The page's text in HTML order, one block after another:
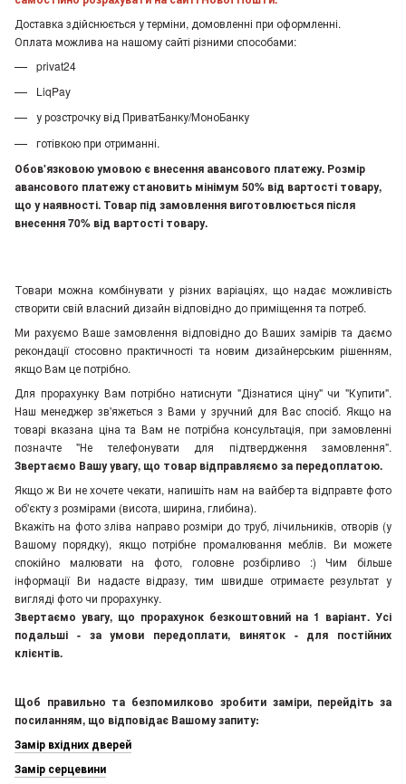
Доставка здійснюється у терміни, домовленні при оформленні.
Оплата можлива на нашому сайті різними способами:
privat24
LiqPay
у розстрочку від ПриватБанку/МоноБанку
готівкою при отриманні.
Обов'язковою умовою є внесення авансового платежу. Розмір
авансового платежу становить мінімум 50% від вартості товару,
що у наявності. Товар під замовлення виготовлюється після
внесення 70% від вартості товару.
Товари можна комбінувати у різних варіаціях, що надає можливість
створити свій власний дизайн відповідно до приміщення та потреб.
Ми рахуємо Ваше замовлення відповідно до Ваших замірів та даємо
рекондації стосовно практичності та новим дизайнерським рішенням,
якщо Вам це потрібно.
Для прорахунку Вам потрібно натиснути "Дізнатися ціну" чи "Купити".
Наш менеджер зв'яжеться з Вами у зручний для Вас спосіб. Якщо на
товарі вказана ціна та Вам не потрібна консультація, при замовленні
позначте "Не телефонувати для підтвердження замовлення".
Звертаємо Вашу увагу, що товар відправляємо за передоплатою.
Якщо ж Ви не хочете чекати, напишіть нам на вайбер та відправте фото
об'єкту з розмірами (висота, ширина, глибина).
Вкажіть на фото зліва направо розміри до труб, лічильників, отворів (у
Вашому порядку), якщо потрібне промалювання меблів. Ви можете
спокійно малювати на фото, головне розбірливо :) Чим більше
інформації Ви надасте відразу, тим швидше отримаєте результат у
вигляді фото чи прорахунку.
Звертаємо увагу, що прорахунок безкоштовний на 1 варіант. Усі
подальші - за умови передоплати, виняток - для постійних
клієнтів.
Щоб правильно та безпомилково зробити заміри, перейдіть за
посиланням, що відповідає Вашому запиту:
Замір вхідних дверей
Замір серцевини